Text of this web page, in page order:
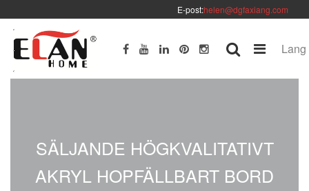
E-post:helen@dgfaxiang.com
Lang
SÄLJANDE HÖGKVALITATIVT
AKRYL HOPFÄLLBART BORD